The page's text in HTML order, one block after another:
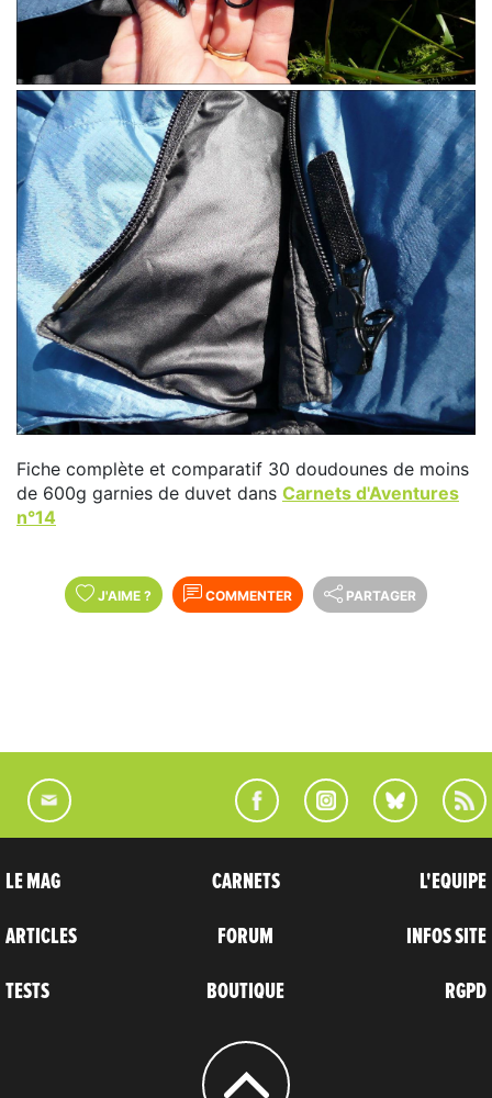
Fiche complète et comparatif 30 doudounes de moins
de 600g garnies de duvet dans Carnets d'Aventures
n°14
J'AIME ? COMMENTER PARTAGER
LE MAG
ARTICLES
TESTS
CARNETS
FORUM
BOUTIQUE
L'EQUIPE
INFOS SITE
RGPD